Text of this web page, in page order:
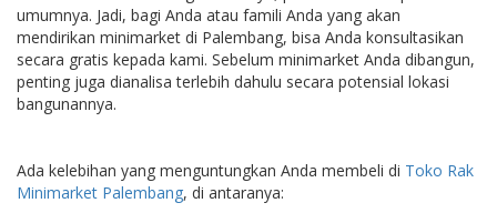
umumnya. Jadi, bagi Anda atau famili Anda yang akan
mendirikan minimarket di Palembang, bisa Anda konsultasikan
secara gratis kepada kami. Sebelum minimarket Anda dibangun,
penting juga dianalisa terlebih dahulu secara potensial lokasi
bangunannya.
Ada kelebihan yang menguntungkan Anda membeli di Toko Rak
Minimarket Palembang, di antaranya: